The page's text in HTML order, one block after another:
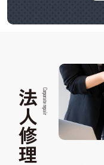
法人修理Corporate repair